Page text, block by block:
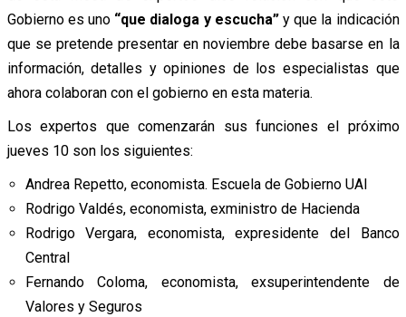
Gobierno es uno “que dialoga y escucha”y que la indicación
que se pretende presentar en noviembre debe basarse en la
información, detalles y opiniones de los especialistas que
ahora colaboran con el gobierno en esta materia.
Los expertos que comenzarán sus funciones el próximo
jueves 10 son los siguientes:
Andrea Repetto, economista. Escuela de Gobierno UAI
Rodrigo Valdés, economista, exministro de Hacienda
Rodrigo Vergara, economista, expresidente del Banco
Central
Fernando Coloma, economista, exsuperintendente de
Valores y Seguros